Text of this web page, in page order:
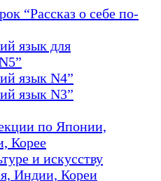
“Рассказ о себе по-
язык для
язык N4”
язык N3”
по Японии,
Корее
и искусству
Индии, Кореи